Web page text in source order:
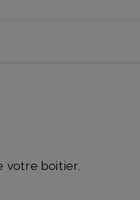
votre boitier.